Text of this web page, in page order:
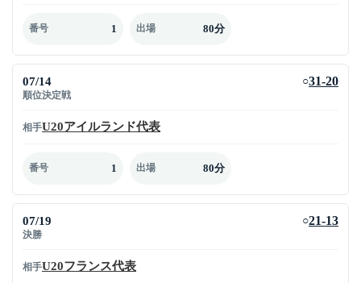
番号 1 出場 80分
07/14
順位決定戦
○31-20
相手U20アイルランド代表
番号 1 出場 80分
07/19
決勝
○21-13
相手U20フランス代表